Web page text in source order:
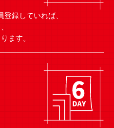
登録していれば、
ます。